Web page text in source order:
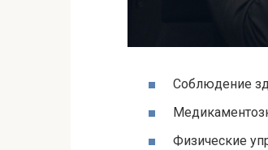
Соблюдение
Физические